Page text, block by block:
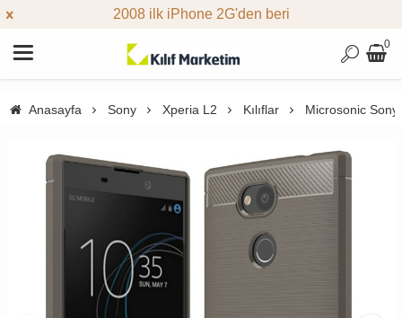
2008 ilk iPhone 2G'den beri
0
Anasayfa Sony Xperia L2 Kılıflar Microsonic Sony